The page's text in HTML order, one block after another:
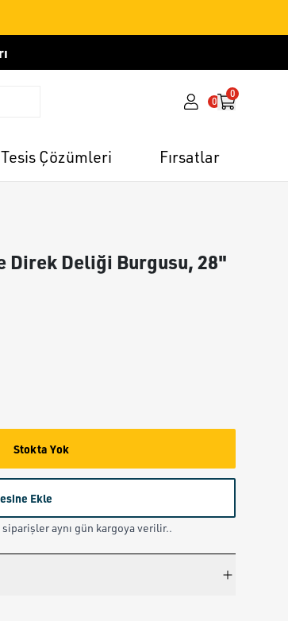
0
0
Tesis Çözümleri Fırsatlar
Direk Deliği Burgusu, 28"
Stokta Yok
Ekle
aynı gün kargoya verilir..